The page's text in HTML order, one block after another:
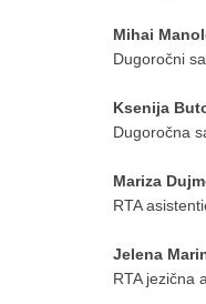
Mihai
Dugoročni
Ksenija
Dugoročna
Mariza
RTA
Jelena
RTA jezična